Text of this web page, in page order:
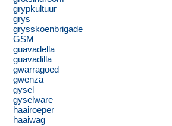
grypkultuur
grys
grysskoenbrigade
GSM
guavadella
guavadilla
gwarragoed
gwenza
gysel
gyselware
haairoeper
haaiwag